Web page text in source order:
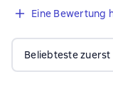
Eine Bewertung
Beliebteste zuerst